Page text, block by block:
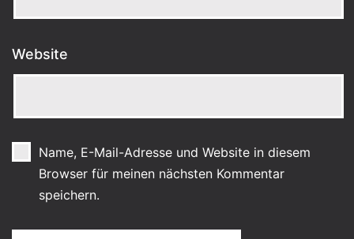
Website
Name, E-Mail-Adresse und Website in diesem
Browser für meinen nächsten Kommentar
speichern.